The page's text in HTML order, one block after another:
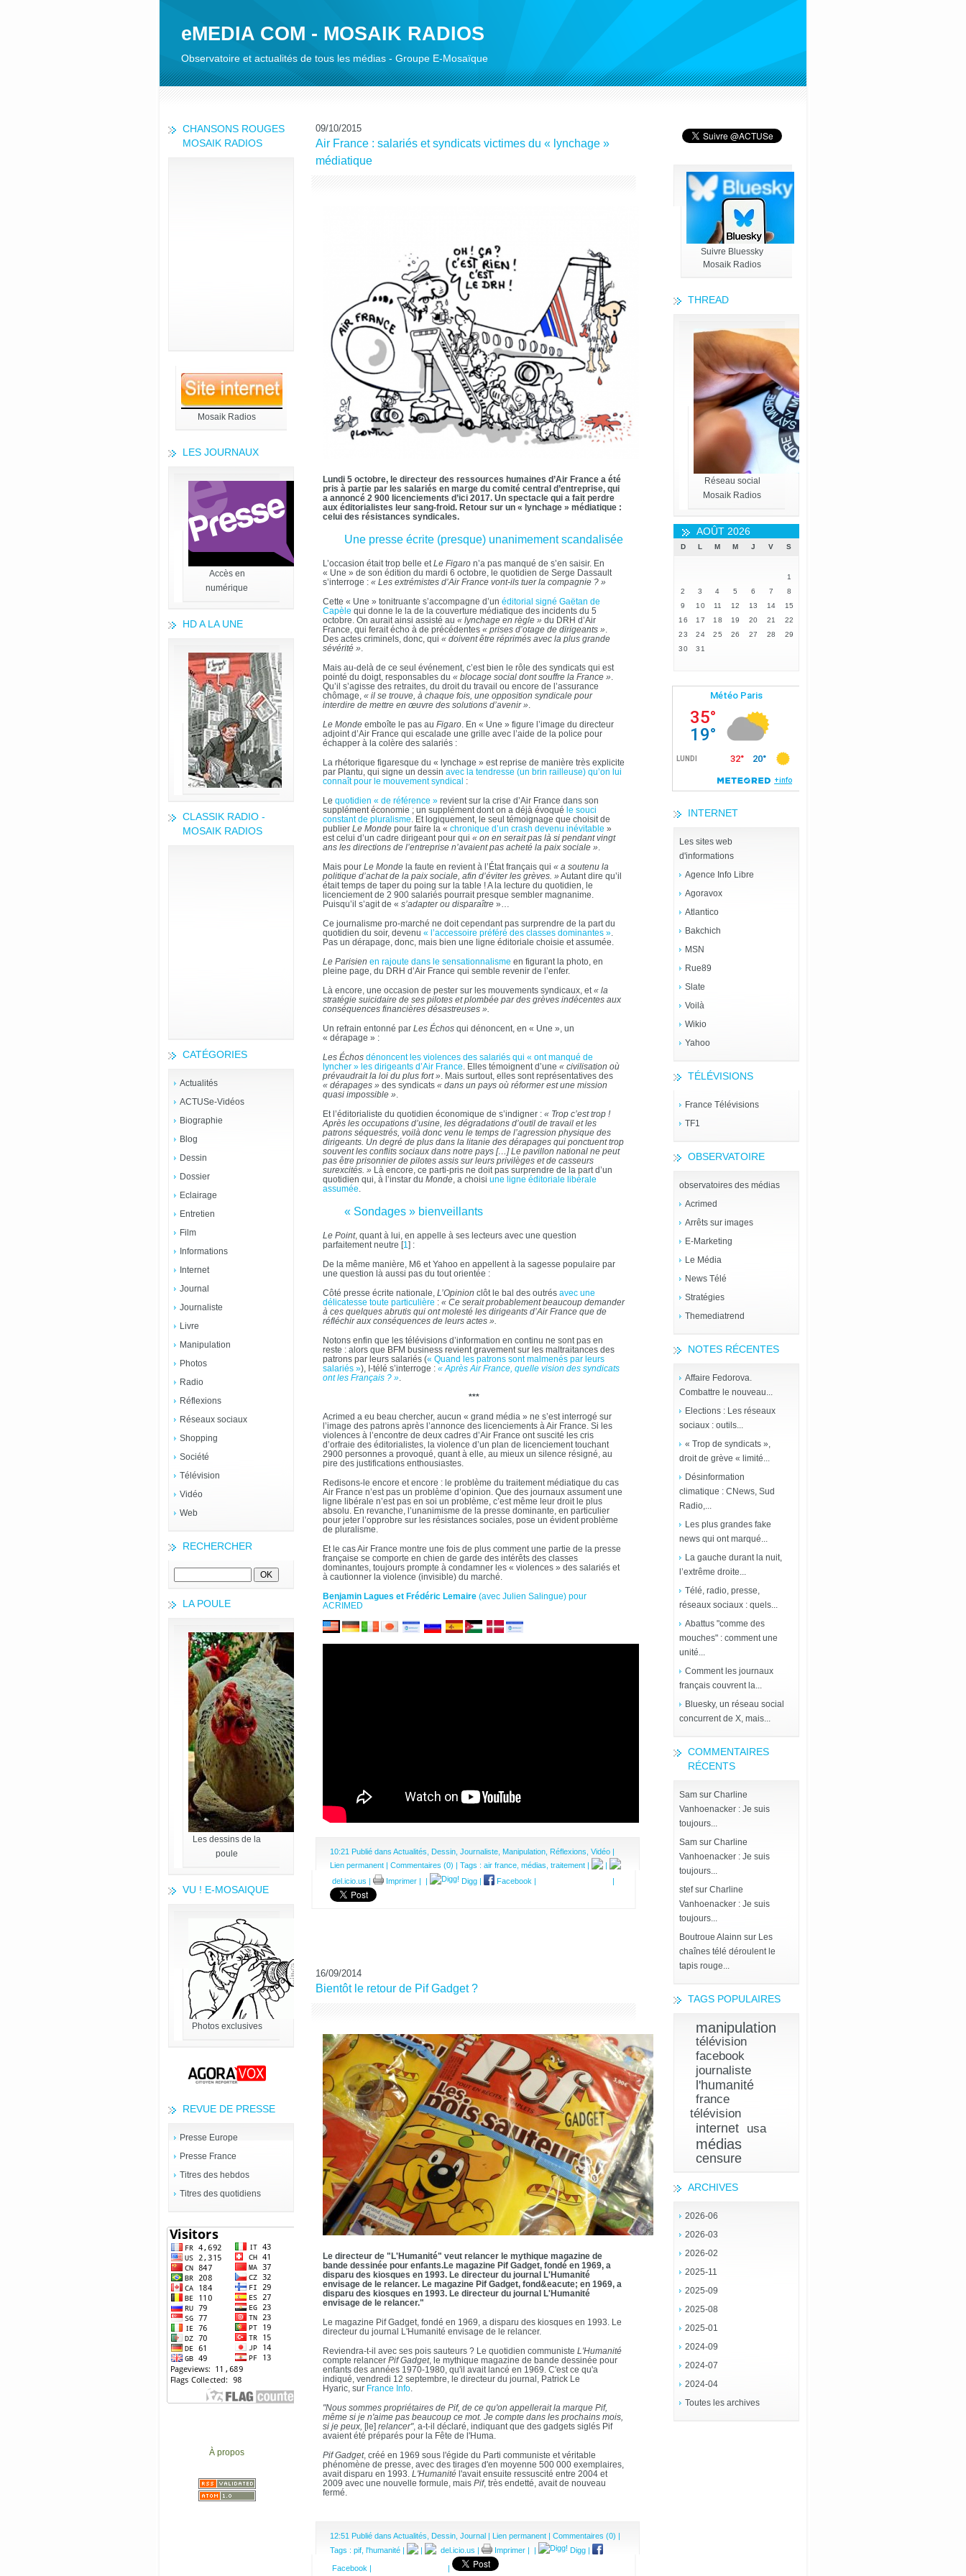
eMEDIA COM - MOSAIK RADIOS
Observatoire et actualités de tous les médias - Groupe E-Mosaïque
CHANSONS ROUGES
MOSAIK RADIOS
Mosaik Radios
LES JOURNAUX
Accès en
numérique
HD A LA UNE
CLASSIK RADIO -
MOSAIK RADIOS
CATÉGORIES
Actualités
ACTUSe-Vidéos
Biographie
Blog
Dessin
Dossier
Eclairage
Entretien
Film
Informations
Internet
Journal
Journaliste
Livre
Manipulation
Photos
Radio
Réflexions
Réseaux sociaux
Shopping
Société
Télévision
Vidéo
Web
RECHERCHER
LA POULE
Les dessins de la
poule
VU ! E-MOSAIQUE
Photos exclusives
REVUE DE PRESSE
Presse Europe
Presse France
Titres des hebdos
Titres des quotidiens
À propos
Suivre Bluessky
Mosaik Radios
THREAD
Réseau social
Mosaik Radios
AOÛT 2026
D L M M J V S
1
2
3 4 5 6 7
8
9
10 11 12 13 14
15
16
17 18 19 20 21
22
23
24 25 26 27 28
29
30
31
INTERNET
Les sites web
d'informations
Agence Info Libre
Agoravox
Atlantico
Bakchich
MSN
Rue89
Slate
Voilà
Wikio
Yahoo
TÉLÉVISIONS
France Télévisions
TF1
OBSERVATOIRE
observatoires des médias
Acrimed
Arrêts sur images
E-Marketing
Le Média
News Télé
Stratégies
Themediatrend
NOTES RÉCENTES
Affaire Fedorova.
Combattre le nouveau...
Elections : Les réseaux
sociaux : outils...
« Trop de syndicats »,
droit de grève « limité...
Désinformation
climatique : CNews, Sud
Radio,...
Les plus grandes fake
news qui ont marqué...
La gauche durant la nuit,
l’extrême droite...
Télé, radio, presse,
réseaux sociaux : quels...
Abattus "comme des
mouches" : comment une
unité...
Comment les journaux
français couvrent la...
Bluesky, un réseau social
concurrent de X, mais...
COMMENTAIRES
RÉCENTS
Sam sur Charline
Vanhoenacker : Je suis
toujours...
Sam sur Charline
Vanhoenacker : Je suis
toujours...
stefsur Charline
Vanhoenacker : Je suis
toujours...
Boutroue Alainn sur Les
chaînes télé déroulent le
tapis rouge...
TAGS POPULAIRES
manipulation
télévision
facebook
journaliste
l'humanité
france
télévision
internet usa
médias
censure
ARCHIVES
2026-06
2026-03
2026-02
2025-11
2025-09
2025-08
2025-01
2024-09
2024-07
2024-04
Toutes les archives
09/10/2015
Air France : salariés et syndicats victimes du « lynchage »
médiatique
Lundi 5 octobre, le directeur des ressources humaines d’Air France a été
pris à partie par les salariés en marge du comité central d’entreprise, qui
a annoncé 2 900 licenciements d’ici 2017. Un spectacle qui a fait perdre
aux éditorialistes leur sang-froid. Retour sur un « lynchage » médiatique :
celui des résistances syndicales.
Une presse écrite (presque) unanimement scandalisée
L’occasion était trop belle et Le Figaro n’a pas manqué de s’en saisir. En
« Une » de son édition du mardi 6 octobre, le quotidien de Serge Dassault
s’interroge : « Les extrémistes d’Air France vont-ils tuer la compagnie ? »
Cette « Une » tonitruante s’accompagne d’un éditorial signé Gaëtan de
Capèle qui donne le la de la couverture médiatique des incidents du 5
octobre. On aurait ainsi assisté au « lynchage en règle » du DRH d’Air
France, qui ferait écho à de précédentes « prises d’otage de dirigeants »
Des actes criminels, donc, qui « doivent être réprimés avec la plus grande
sévérité »
Mais au-delà de ce seul événement, c’est bien le rôle des syndicats qui est
pointé du doigt, responsables du « blocage social dont souffre la France »
Qu’il s’agisse des retraites, du droit du travail ou encore de l’assurance
chômage, « il se trouve, à chaque fois, une opposition syndicale pour
interdire de mettre en œuvre des solutions d’avenir »
Le Monde emboîte le pas au Figaro . En « Une » figure l’image du directeur
adjoint d’Air France qui escalade une grille avec l’aide de la police pour
échapper à la colère des salariés :
La rhétorique figaresque du « lynchage » est reprise de manière très explicite
par Plantu, qui signe un dessin avec la tendresse (un brin railleuse) qu’on lui
connaît pour le mouvement syndical
:
Le quotidien « de référence » revient sur la crise d’Air France dans son
supplément économie ; un supplément dont on a déjà évoqué le souci
constant de pluralisme . Et logiquement, le seul témoignage que choisit de
publier Le Monde pour faire la « chronique d’un crash devenu inévitable »
est celui d’un cadre dirigeant pour qui « on en serait pas là si pendant vingt
ans les directions de l’entreprise n’avaient pas acheté la paix sociale »
Mais pour Le Monde la faute en revient à l’État français qui « a soutenu la
politique d’achat de la paix sociale, afin d’éviter les grèves. » Autant dire qu’il
était temps de taper du poing sur la table ! A la lecture du quotidien, le
licenciement de 2 900 salariés pourrait presque sembler magnanime.
Puisqu’il s’agit de « s’adapter ou disparaître »…
Ce journalisme pro-marché ne doit cependant pas surprendre de la part du
quotidien du soir, devenu « l’accessoire préféré des classes dominantes »
Pas un dérapage, donc, mais bien une ligne éditoriale choisie et assumée.
Le Parisien en rajoute dans le sensationnalisme en figurant la photo, en
pleine page, du DRH d’Air France qui semble revenir de l’enfer.
Là encore, une occasion de pester sur les mouvements syndicaux, et « la
stratégie suicidaire de ses pilotes et plombée par des grèves indécentes aux
conséquences financières désastreuses ».
Un refrain entonné par Les Échos qui dénoncent, en « Une », un
« dérapage » :
Les Échos dénoncent les violences des salariés qui « ont manqué de
lyncher » les dirigeants d’Air France . Elles témoignent d’une « civilisation où
prévaudrait la loi du plus fort » . Mais surtout, elles sont représentatives des
« dérapages » des syndicats « dans un pays où réformer est une mission
quasi impossible »
Et l’éditorialiste du quotidien économique de s’indigner : « Trop c’est trop !
Après les occupations d’usine, les dégradations d’outil de travail et les
patrons séquestrés, voilà donc venu le temps de l’agression physique des
dirigeants. Un degré de plus dans la litanie des dérapages qui ponctuent trop
souvent les conflits sociaux dans notre pays […] Le pavillon national ne peut
pas être prisonnier de pilotes assis sur leurs privilèges et de casseurs
surexcités. » Là encore, ce parti-pris ne doit pas surprendre de la part d’un
quotidien qui, à l’instar du Monde , a choisi une ligne éditoriale libérale
assumée
« Sondages » bienveillants
Le Point, quant à lui, en appelle à ses lecteurs avec une question
parfaitement neutre [1 ] :
De la même manière, M6 et Yahoo en appellent à la sagesse populaire par
une question là aussi pas du tout orientée :
Côté presse écrite nationale, L’Opinion clôt le bal des outrés avec une
délicatesse toute particulière : « Ce serait probablement beaucoup demander
à ces quelques abrutis qui ont molesté les dirigeants d’Air France que de
réfléchir aux conséquences de leurs actes ».
Notons enfin que les télévisions d’information en continu ne sont pas en
reste : alors que BFM business revient gravement sur les maltraitances des
patrons par leurs salariés (« Quand les patrons sont malmenés par leurs
salariés »), I-télé s’interroge : « Après Air France, quelle vision des syndicats
ont les Français ? »
***
Acrimed a eu beau chercher, aucun « grand média » ne s’est interrogé sur
l’image des patrons après l’annonce des licenciements à Air France. Si les
violences à l’encontre de deux cadres d’Air France ont suscité les cris
d’orfraie des éditorialistes, la violence d’un plan de licenciement touchant
2900 personnes a provoqué, quant à elle, au mieux un silence résigné, au
pire des justifications enthousiastes.
Redisons-le encore et encore : le problème du traitement médiatique du cas
Air France n’est pas un problème d’opinion. Que des journaux assument une
ligne libérale n’est pas en soi un problème, c’est même leur droit le plus
absolu. En revanche, l’unanimisme de la presse dominante, en particulier
pour jeter l’opprobre sur les résistances sociales, pose un évident problème
de pluralisme.
Et le cas Air France montre une fois de plus comment une partie de la presse
française se comporte en chien de garde des intérêts des classes
dominantes, toujours prompte à condamner les « violences » des salariés et
à cautionner la violence (invisible) du marché.
Benjamin Lagues et Frédéric Lemaire (avec Julien Salingue) pour
ACRIMED
10:21 Publié dans Actualités, Dessin, Journaliste, Manipulation, Réflexions, Vidéo
Lien permanent
Commentaires (0) | Tags : air france, médias, traitement
del.icio.us
Imprimer Digg Facebook
16/09/2014
Bientôt le retour de Pif Gadget ?
Le directeur de "L'Humanité" veut relancer le mythique magazine de
bande dessinée pour enfants.Le magazine Pif Gadget, fondé en 1969, a
disparu des kiosques en 1993. Le directeur du journal L'Humanité
envisage de le relancer. Le magazine Pif Gadget, fond&eacute; en 1969, a
disparu des kiosques en 1993. Le directeur du journal L'Humanité
envisage de le relancer."
Le magazine Pif Gadget, fondé en 1969, a disparu des kiosques en 1993. Le
directeur du journal L'Humanité envisage de le relancer.
Reviendra-t-il avec ses pois sauteurs ? Le quotidien communiste L'Humanité
compte relancer Pif Gadget, le mythique magazine de bande dessinée pour
enfants des années 1970-1980, qu'il avait lancé en 1969. C'est ce qu'a
indiqué, vendredi 12 septembre, le directeur du journal, Patrick Le
Hyaric, sur France Info
"Nous sommes propriétaires de Pif, de ce qu'on appellerait la marque Pif,
même si je n'aime pas beaucoup ce mot. Je compte dans les prochains mois,
si je peux, [le] relancer", a-t-il déclaré, indiquant que des gadgets siglés Pif
avaient été préparés pour la Fête de l'Huma
Pif Gadget, créé en 1969 sous l'égide du Parti communiste et véritable
phénomène de presse, avec des tirages d'en moyenne 500 000 exemplaires,
avait disparu en 1993. L'Humanité l'avait ensuite ressuscité entre 2004 et
2009 avec une nouvelle formule, mais Pif, très endetté, avait de nouveau
fermé.
12:51 Publié dans Actualités Dessin Journal | Lien permanent | Commentaires (0) |
Tags : pif l'humanité | | del.icio.us | Imprimer | | Digg |
Facebook | |